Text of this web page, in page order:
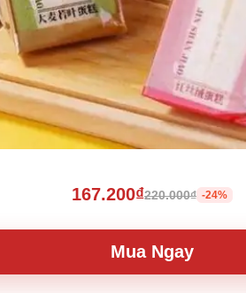
167.200₫220.000₫ -24%
Mua Ngay